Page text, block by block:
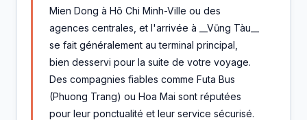
Mien Dong à Hô Chi Minh-Ville ou des
agences centrales, et l'arrivée à __Vũng Tàu__
se fait généralement au terminal principal,
bien desservi pour la suite de votre voyage.
Des compagnies fiables comme Futa Bus
(Phuong Trang) ou Hoa Mai sont réputées
pour leur ponctualité et leur service sécurisé.